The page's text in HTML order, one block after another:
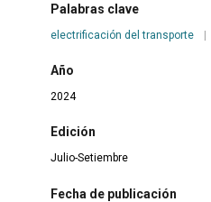
Palabras clave
electrificación del transporte |
Año
2024
Edición
Julio-Setiembre
Fecha de publicación